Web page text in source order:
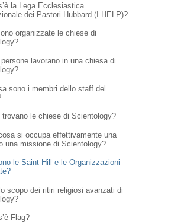
la Lega Ecclesiastica
dei Pastori Hubbard (I HELP)?
organizzate le chiese di
lavorano in una chiesa di
sono i membri dello staff del
trovano le chiese di Scientology?
si occupa effettivamente una
una missione di Scientology?
le Saint Hill e le Organizzazioni
scopo dei ritiri religiosi avanzati di
Flag?